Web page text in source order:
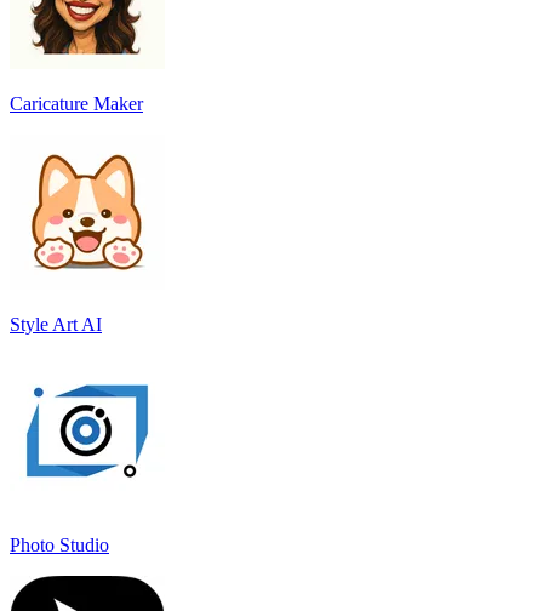
Caricature Maker
Style Art AI
Photo Studio